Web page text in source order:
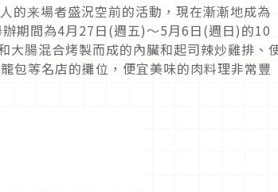
的来場者盛況空前的活動，現在漸漸地成為
期間為4月27日(週五)～5月6日(週日)的10
大腸混合烤製而成的內臟和起司辣炒雞排、
包等名店的攤位，便宜美味的肉料理非常豐